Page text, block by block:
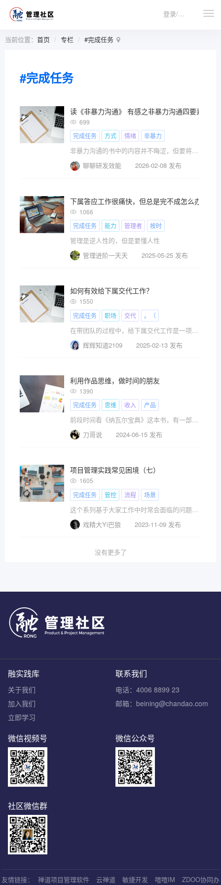
登录/注册
当前位置： 首页 专栏 #完成任务
#完成任务
读《非暴力沟通》 有感之非暴力沟通四要素
699
完成任务
方式 情绪 非暴力
非暴力沟通的书中的内容并不晦涩，但要将其内化为日常实践却需要刻意练习。知行合一，不断的实践，才能够让我们真实地发挥出这套理论所带来的价值。
聊聊研发效能
2026-02-08 发布
下属答应工作很痛快，但总是完不成怎么办
1066
完成任务
能力 管理者 按时
管理是逆人性的，但是要懂人性
管理进阶一天天
2025-05-25 发布
如何有效给下属交代工作？
1550
完成任务
职场 交代 。（
在带团队的过程中，给下属交代工作是一项重要的管理技能。一个好的任务交代不仅可以提高工作效率，还能增强团队的凝聚力。
辉辉知道2109
2025-02-13 发布
利用作品思维，做时间的朋友
1390
完成任务
思维 收入 产品
前段时间看《纳瓦尔宝典》这本书，有一部分内容说?
刀哥说
2024-06-15 发布
项目管理实践常见困境（七）
1605
完成任务
管控 流程 场景
这个系列基于大家工作中时常会面临的问题、困境，期望从不同视角提示思考问题的方向。
戏精大Yi巴狼
2023-11-09 发布
没有更多了
联系我们
电话：4006 8899 23
邮箱：beining@chandao.com
融实践库
关于我们
加入我们
立即学习
微信公众号
微信视频号
社区微信群
友情链接： 禅道项目管理软件 云禅道 敏捷开发 喧喧IM
ZDOO协同办